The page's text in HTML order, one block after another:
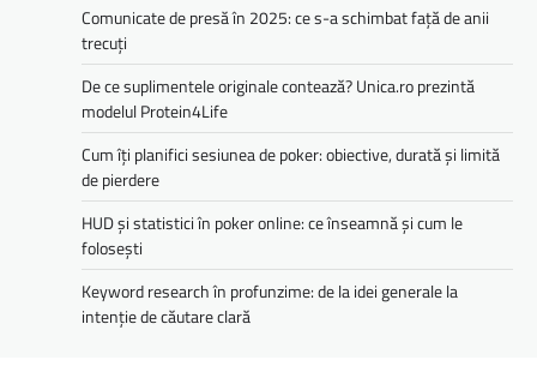
Comunicate de presă în 2025: ce s-a schimbat față de anii
trecuți
De ce suplimentele originale contează? Unica.ro prezintă
modelul Protein4Life
Cum îți planifici sesiunea de poker: obiective, durată și limită
de pierdere
HUD și statistici în poker online: ce înseamnă și cum le
folosești
Keyword research în profunzime: de la idei generale la
intenție de căutare clară